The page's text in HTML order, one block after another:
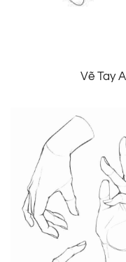
Vẽ Tay